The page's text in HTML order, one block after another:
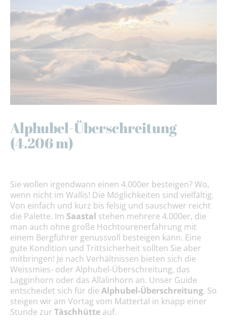
Alphubel-Überschreitung
(4.206 m)
Sie wollen irgendwann einen 4.000er besteigen? Wo,
wenn nicht im Wallis! Die Möglichkeiten sind vielfältig.
Von einfach und kurz bis felsig und sauschwer reicht
die Palette. Im Saastal stehen mehrere 4.000er, die
man auch ohne große Hochtourenerfahrung mit
einem Bergführer genussvoll besteigen kann. Eine
gute Kondition und Trittsicherheit sollten Sie aber
mitbringen! Je nach Verhältnissen bieten sich die
Weissmies- oder Alphubel-Überschreitung, das
Lagginhorn oder das Allalinhorn an. Unser Guide
entscheidet sich für die Alphubel-Überschreitung. So
steigen wir am Vortag vom Mattertal in knapp einer
Stunde zur Täschhütte auf.